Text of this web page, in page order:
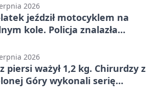
2026
jeździł motocyklem na
kole. Policja znalazła
2026
piersi ważył 1,2 kg. Chirurdzy z
Góry wykonali serię